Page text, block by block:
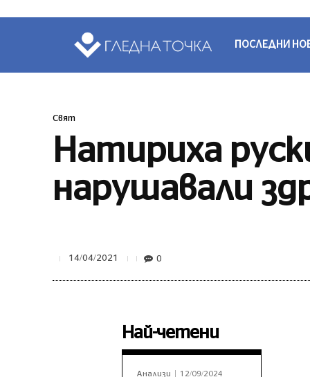
ПОСЛЕДНИ
Свят
Натириха
нарушавали
14/04/2021 0
Най-четени
Анализи 12/09/2024